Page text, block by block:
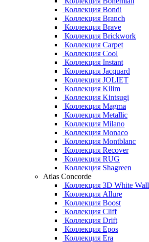
Коллекция Bondi
Коллекция Branch
Коллекция Brave
Коллекция Brickwork
Коллекция Carpet
Коллекция Cool
Коллекция Instant
Коллекция Jacquard
Коллекция JOLIET
Коллекция Kilim
Коллекция Kintsugi
Коллекция Magma
Коллекция Metallic
Коллекция Milano
Коллекция Monaco
Коллекция Montblanc
Коллекция Recover
Коллекция RUG
Коллекция Shagreen
Atlas Concorde
Коллекция 3D White Wall
Коллекция Allure
Коллекция Boost
Коллекция Cliff
Коллекция Drift
Коллекция Epos
Коллекция Era